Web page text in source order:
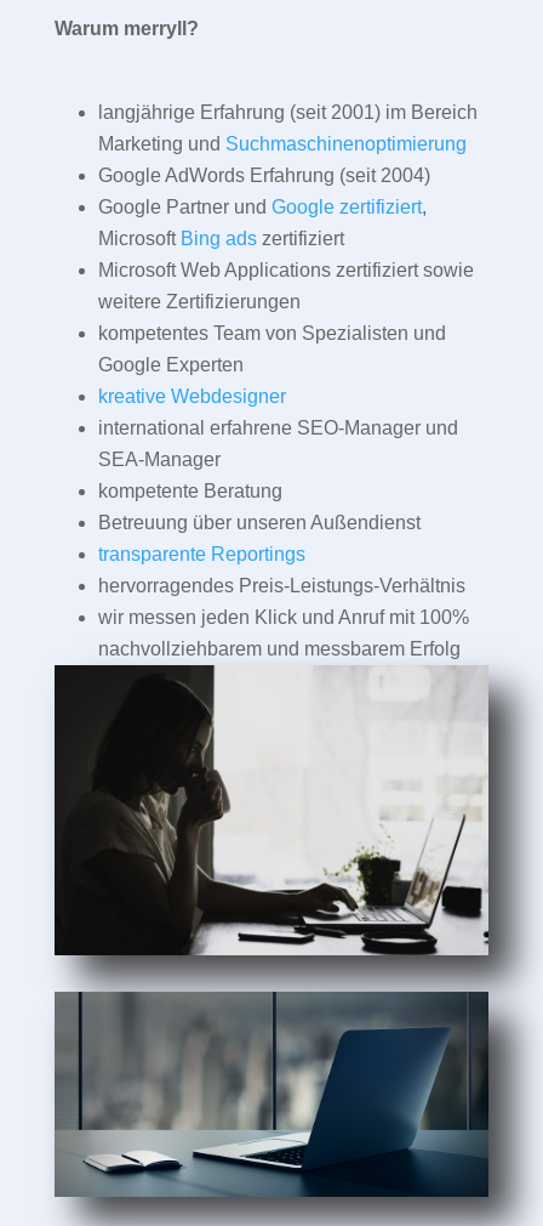
Warum merryll?
langjährige Erfahrung (seit 2001) im Bereich
Marketing und Suchmaschinenoptimierung
Google AdWords Erfahrung (seit 2004)
Google Partner und Google zertifiziert,
Microsoft Bing adszertifiziert
Microsoft Web Applications zertifiziert sowie
weitere Zertifizierungen
kompetentes Team von Spezialisten und
Google Experten
kreative Webdesigner
international erfahrene SEO-Manager und
SEA-Manager
kompetente Beratung
Betreuung über unseren Außendienst
transparente Reportings
hervorragendes Preis-Leistungs-Verhältnis
wir messen jeden Klick und Anruf mit 100%
nachvollziehbarem und messbarem Erfolg